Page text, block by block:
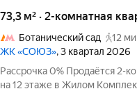
73,3 м² · 2-комнатная
Ботанический сад
12
ЖК «СОЮЗ», 3 квартал 2026
Рассрочка 0% Продаётся 2-
на 12 этаже в Жилом